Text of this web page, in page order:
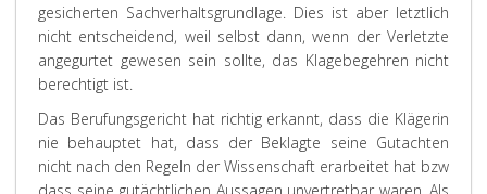
gesicherten Sachverhaltsgrundlage. Dies ist aber letztlich
nicht entscheidend, weil selbst dann, wenn der Verletzte
angegurtet gewesen sein sollte, das Klagebegehren nicht
berechtigt ist.
Das Berufungsgericht hat richtig erkannt, dass die Klägerin
nie behauptet hat, dass der Beklagte seine Gutachten
nicht nach den Regeln der Wissenschaft erarbeitet hat bzw